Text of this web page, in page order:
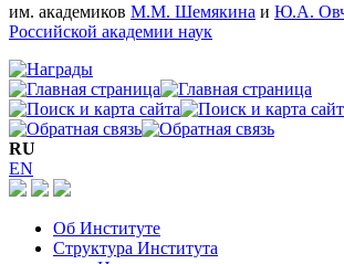
им. академиков М.М. Шемякина и Ю.А.
Российской академии наук
RU
EN
Об Институте
Структура Института